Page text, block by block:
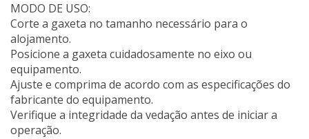
MODO DE USO:
Corte a gaxeta no tamanho necessário para o
alojamento.
Posicione a gaxeta cuidadosamente no eixo ou
equipamento.
Ajuste e comprima de acordo com as especificações do
fabricante do equipamento.
Verifique a integridade da vedação antes de iniciar a
operação.